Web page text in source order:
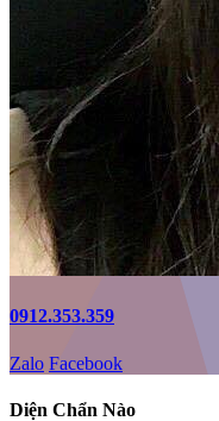
0912.353.359
Zalo Facebook
Diện Chẩn Nào